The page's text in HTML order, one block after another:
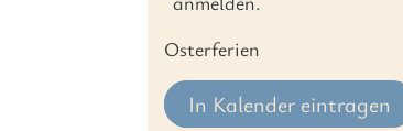
Osterferien
In Kalender eintragen